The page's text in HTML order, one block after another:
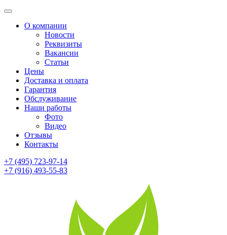
О компании
Новости
Реквизиты
Вакансии
Статьи
Цены
Доставка и оплата
Гарантия
Обслуживание
Наши работы
Фото
Видео
Отзывы
Контакты
+7 (495) 723-97-14
+7 (916) 493-55-83